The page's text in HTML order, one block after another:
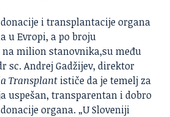
i transplantacije organa
u Evropi, a po broju
milion stanovnika,su među
sc. Andrej Gadžijev, direktor
Transplant ističe da je temelj za
uspešan, transparentan i dobro
organa. „U Sloveniji